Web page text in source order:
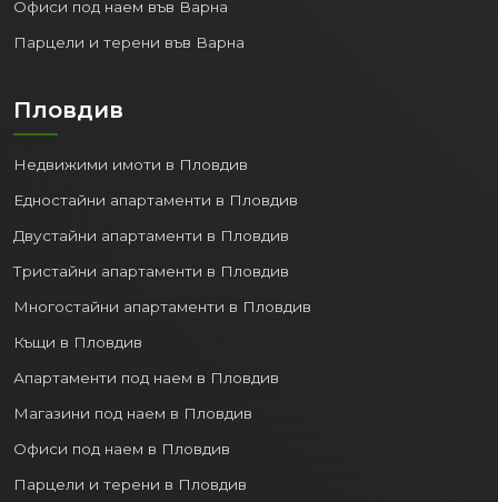
Офиси под наем във Варна
Парцели и терени във Варна
Пловдив
Недвижими имоти в Пловдив
Едностайни апартаменти в Пловдив
Двустайни апартаменти в Пловдив
Тристайни апартаменти в Пловдив
Многостайни апартаменти в Пловдив
Къщи в Пловдив
Апартаменти под наем в Пловдив
Магазини под наем в Пловдив
Офиси под наем в Пловдив
Парцели и терени в Пловдив